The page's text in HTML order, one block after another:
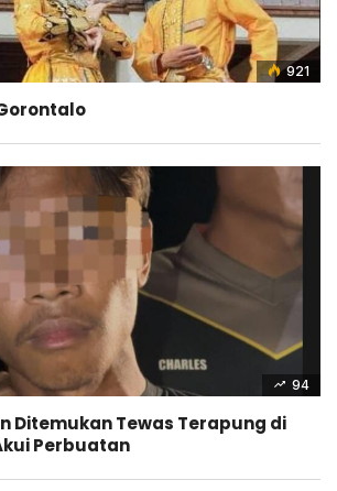
921
94
Ditemukan Tewas Terapung di
Perbuatan